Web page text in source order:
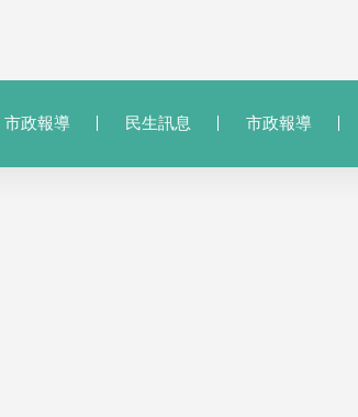
市政報導 民生訊息 市政報導